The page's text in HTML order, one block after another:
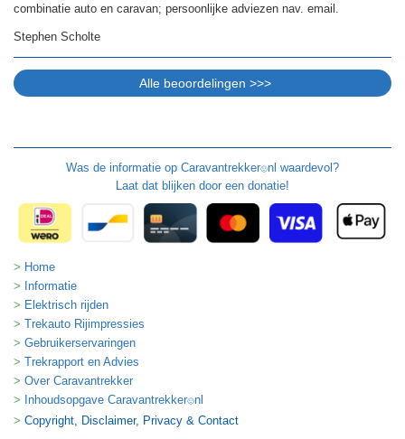
combinatie auto en caravan; persoonlijke adviezen nav. email.
Stephen Scholte
Was de informatie op Caravantrekker🙂nl waardevol?
Laat dat blijken door een donatie!
Home
Informatie
Elektrisch rijden
Trekauto Rijimpressies
Gebruikerservaringen
Trekrapport en Advies
Over Caravantrekker
Inhoudsopgave Caravantrekker🙂nl
Copyright, Disclaimer, Privacy & Contact